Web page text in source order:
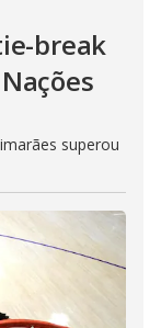
break
superou